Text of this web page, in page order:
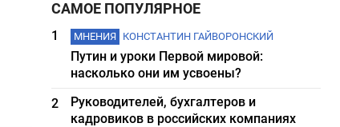
САМОЕ ПОПУЛЯРНОЕ
1 МНЕНИЯ КОНСТАНТИН ГАЙВОРОНСКИЙ
Путин и уроки Первой мировой:
насколько они им усвоены?
2
Руководителей, бухгалтеров и
кадровиков в российских компаниях